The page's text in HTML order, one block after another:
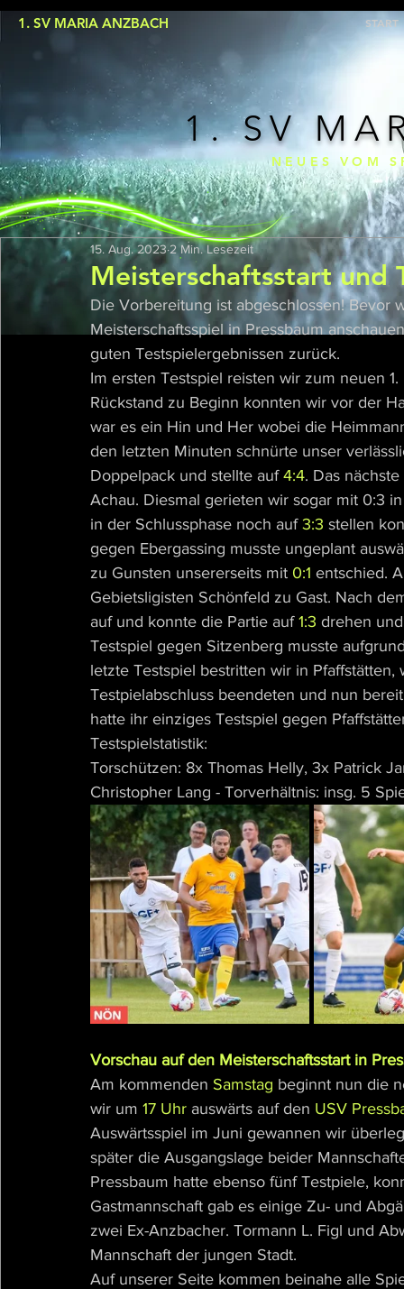
1. SV MARIA ANZBACH START
1. SV
NEUES VOM
Meisterschaftsstart und
15. Aug. 2023 2 Min. Lesezeit
Die Vorbereitung ist abgeschlossen! Bevor
Meisterschaftsspiel in Pressbaum
guten Testspielergebnissen zurück.
Im ersten Testspiel reisten wir zum neuen
Rückstand zu Beginn konnten wir vor der
war es ein Hin und Her wobei die
den letzten Minuten schnürte unser
Doppelpack und stellte auf 4:4. Das
Achau. Diesmal gerieten wir sogar mit 0:3
in der Schlussphase noch auf 3:3 stellen
gegen Ebergassing musste ungeplant
zu Gunsten unsererseits mit 0:1 entschied.
Gebietsligisten Schönfeld zu Gast. Nach
auf und konnte die Partie auf 1:3 drehen
Testspiel gegen Sitzenberg musste
letzte Testspiel bestritten wir in
Testpielabschluss beendeten und nun
hatte ihr einziges Testspiel gegen
Testspielstatistik:
Torschützen: 8x Thomas Helly, 3x Patrick
Christopher Lang - Torverhältnis: insg. 5
Vorschau auf den Meisterschaftsstart in
Am kommenden Samstag beginnt nun die
wir um 17 Uhr auswärts auf den USV
Auswärtsspiel im Juni gewannen wir
später die Ausgangslage beider
Pressbaum hatte ebenso fünf Testpiele,
Gastmannschaft gab es einige Zu- und
zwei Ex-Anzbacher. Tormann L. Figl und
Mannschaft der jungen Stadt.
Auf unserer Seite kommen beinahe alle